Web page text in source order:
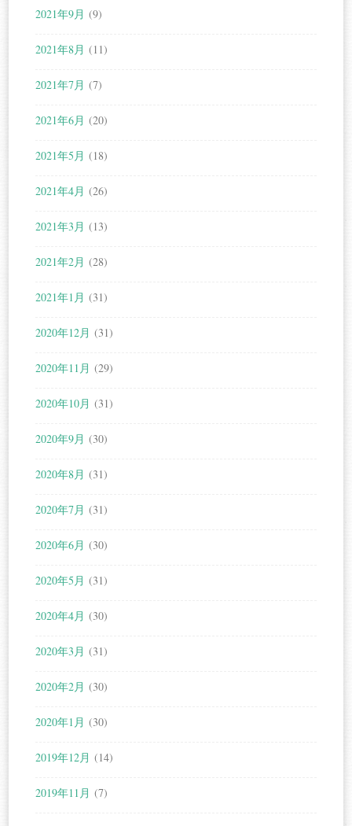
2021年9月 (9)
2021年8月 (11)
2021年7月 (7)
2021年6月 (20)
2021年5月 (18)
2021年4月 (26)
2021年3月 (13)
2021年2月 (28)
2021年1月 (31)
2020年12月 (31)
2020年11月 (29)
2020年10月 (31)
2020年9月 (30)
2020年8月 (31)
2020年7月 (31)
2020年6月 (30)
2020年5月 (31)
2020年4月 (30)
2020年3月 (31)
2020年2月 (30)
2020年1月 (30)
2019年12月 (14)
2019年11月 (7)